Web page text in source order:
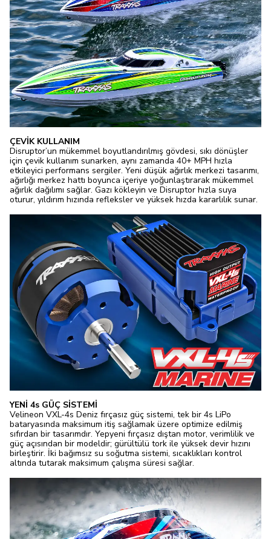
ÇEVİK KULLANIM
Disruptor’un mükemmel boyutlandırılmış gövdesi, sıkı dönüşler
için çevik kullanım sunarken, aynı zamanda 40+ MPH hızla
etkileyici performans sergiler. Yeni düşük ağırlık merkezi tasarımı,
ağırlığı merkez hattı boyunca içeriye yoğunlaştırarak mükemmel
ağırlık dağılımı sağlar. Gazı kökleyin ve Disruptor hızla suya
oturur, yıldırım hızında refleksler ve yüksek hızda kararlılık sunar.
YENİ 4s GÜÇ SİSTEMİ
Velineon VXL-4s Deniz fırçasız güç sistemi, tek bir 4s LiPo
bataryasında maksimum itiş sağlamak üzere optimize edilmiş
sıfırdan bir tasarımdır. Yepyeni fırçasız dıştan motor, verimlilik ve
güç açısından bir modeldir; gürültülü tork ile yüksek devir hızını
birleştirir. İki bağımsız su soğutma sistemi, sıcaklıkları kontrol
altında tutarak maksimum çalışma süresi sağlar.